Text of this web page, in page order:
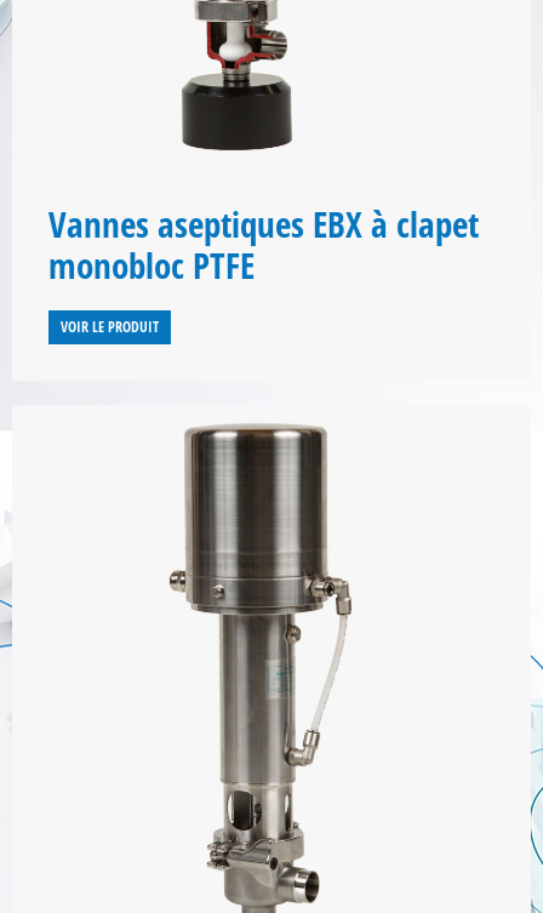
Vannes aseptiques EBX à clapet
monobloc PTFE
VOIR LE PRODUIT